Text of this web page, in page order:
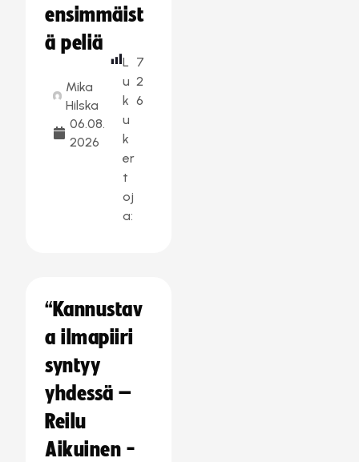
ensimmäist
ä peliä
Mika
Hilska
06.08.
2026
L
u
k
u
k
er
t
oj
a:
7
2
6
“Kannustav
a ilmapiiri
syntyy
yhdessä –
Reilu
Aikuinen -